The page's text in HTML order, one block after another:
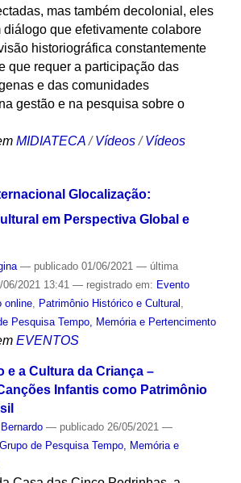
mas também decolonial, eles
diálogo que efetivamente colabore
historiográfica constantemente
que requer a participação das
e das comunidades
gestão e na pesquisa sobre o
MIDIATECA /Vídeos /Vídeos
Glocalização:
em Perspectiva Global e
— publicado01/06/2021 — última
2021 13:41 — registrado em: Evento
online, Patrimônio Histórico e Cultural
Pesquisa Tempo, Memória e Pertencimento
EVENTOS
e a Cultura da Criança –
Infantis como Patrimônio
— publicado26/05/2021 —
Grupo de Pesquisa Tempo, Memória e